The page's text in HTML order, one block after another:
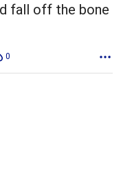
fall off the bone
0